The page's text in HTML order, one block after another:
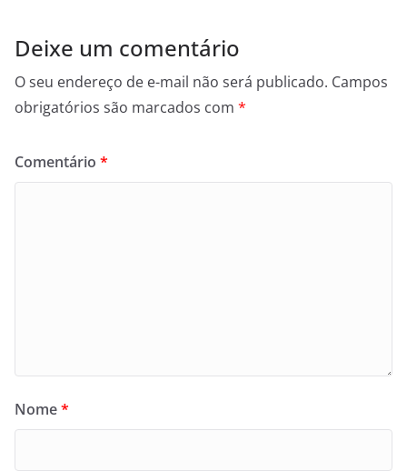
Deixe um comentário
O seu endereço de e-mail não será publicado. Campos
obrigatórios são marcados com *
Comentário *
Nome*